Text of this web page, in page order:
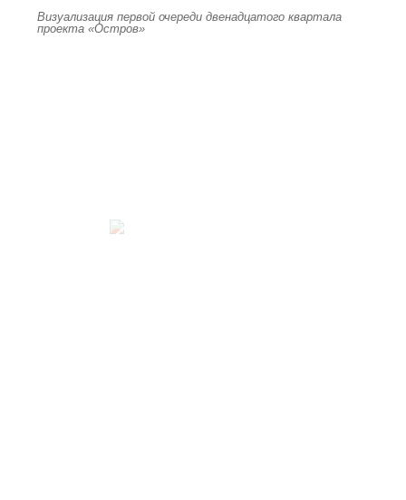
Визуализация первой очереди двенадцатого квартала
проекта «Остров»